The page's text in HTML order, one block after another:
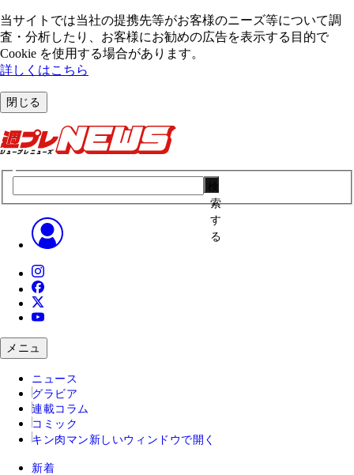
当サイトでは当社の提携先等がお客様のニーズ等について調
査・分析したり、お客様にお勧めの広告を表⽰する⽬的で
Cookie を使⽤する場合があります。
詳しくはこちら
閉じる
索
す
る
メニュ
ニュース
グラビア
連載コラム
コミック
キン肉マン 新しいウィンドウで開く
新着